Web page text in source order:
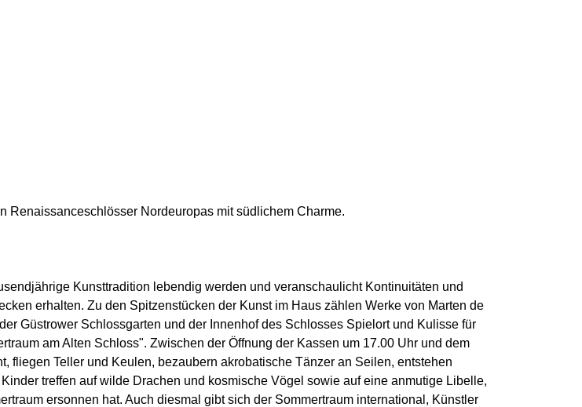
Renaissanceschlösser Nordeuropas mit südlichem Charme.
Kunsttradition lebendig werden und veranschaulicht Kontinuitäten und
erhalten. Zu den Spitzenstücken der Kunst im Haus zählen Werke von Marten de
Güstrower Schlossgarten und der Innenhof des Schlosses Spielort und Kulisse für
am Alten Schloss". Zwischen der Öffnung der Kassen um 17.00 Uhr und dem
fliegen Teller und Keulen, bezaubern akrobatische Tänzer an Seilen, entstehen
treffen auf wilde Drachen und kosmische Vögel sowie auf eine anmutige Libelle,
ersonnen hat. Auch diesmal gibt sich der Sommertraum international, Künstler